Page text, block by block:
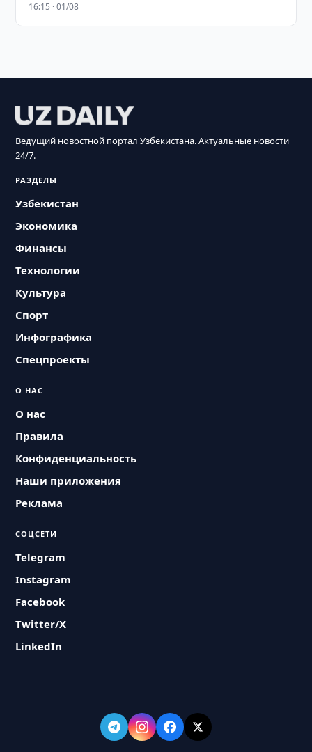
16:15 · 01/08
Ведущий новостной портал Узбекистана. Актуальные новости
24/7.
РАЗДЕЛЫ
Узбекистан
Экономика
Финансы
Технологии
Культура
Спорт
Инфографика
Спецпроекты
О НАС
О нас
Правила
Конфиденциальность
Наши приложения
Реклама
СОЦСЕТИ
Telegram
Instagram
Facebook
Twitter/X
LinkedIn